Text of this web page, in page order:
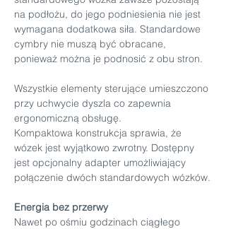
na podłożu, do jego podniesienia nie jest
wymagana dodatkowa siła. Standardowe
cymbry nie muszą być obracane,
ponieważ można je podnosić z obu stron.
Wszystkie elementy sterujące umieszczono
przy uchwycie dyszla co zapewnia
ergonomiczną obsługę.
Kompaktowa konstrukcja sprawia, że
wózek jest wyjątkowo zwrotny. Dostępny
jest opcjonalny adapter umożliwiający
połączenie dwóch standardowych wózków.
Energia bez przerwy
Nawet po ośmiu godzinach ciągłego